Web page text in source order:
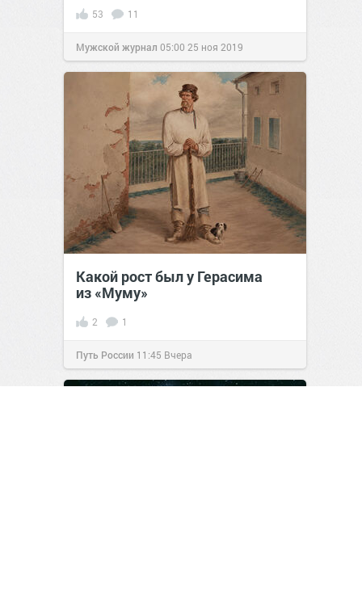
53 11
Мужской журнал 05:00 25 ноя 2019
Какой рост был у Герасима
из «Муму»
2 1
Путь России 11:45 Вчера